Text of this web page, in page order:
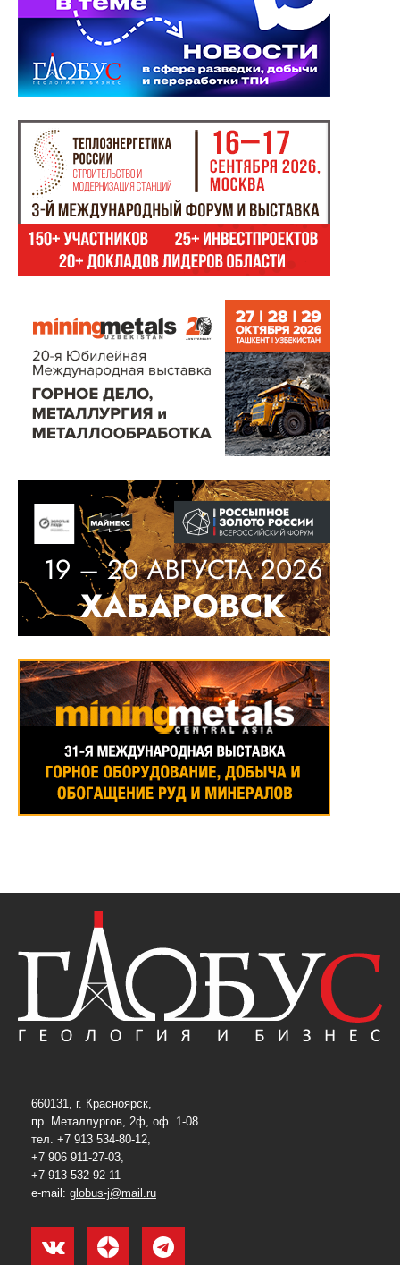
660131, г. Красноярск,
пр. Металлургов, 2ф, оф. 1-08
тел. +7 913 534-80-12,
+7 906 911-27-03,
+7 913 532-92-11
e-mail: globus-j@mail.ru